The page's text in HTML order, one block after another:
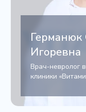
Германюк
Игоревна
Врач-невролог
клиники